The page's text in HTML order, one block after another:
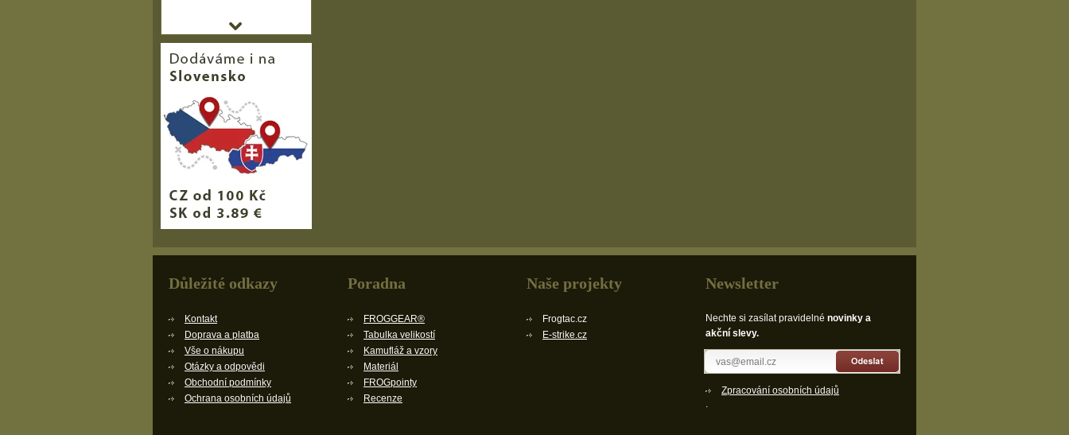
Důležité odkazy
Kontakt
Doprava a platba
Vše o nákupu
Otázky a odpovědi
Obchodní podmínky
Ochrana osobních údajů
Poradna
FROGGEAR®
Tabulka velikostí
Kamufláž a vzory
Materiál
FROGpointy
Recenze
Naše projekty
Frogtac.cz
E-strike.cz
Newsletter
Nechte si zasílat pravidelné novinky a
akční slevy.
Zpracování osobních údajů
.